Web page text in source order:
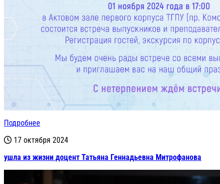
Подробнее
17 октября 2024
ушла из жизни доцент Татьяна Геннадьевна Митрофанова